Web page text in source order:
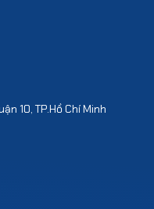
10, TP.Hồ Chí Minh